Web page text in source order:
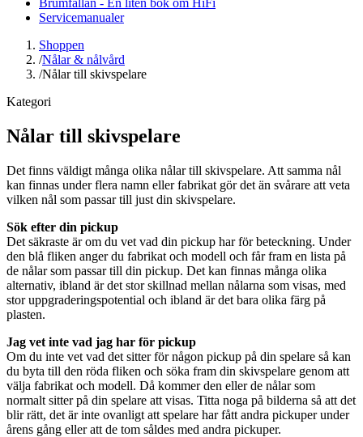
Servicemanualer
Shoppen
/Nålar & nålvård
/Nålar till skivspelare
Kategori
Nålar till skivspelare
Det finns väldigt många olika nålar till skivspelare. Att samma nål
kan finnas under flera namn eller fabrikat gör det än svårare att veta
vilken nål som passar till just din skivspelare.
Sök efter din pickup
Det säkraste är om du vet vad din pickup har för beteckning. Under
den blå fliken anger du fabrikat och modell och får fram en lista på
de nålar som passar till din pickup. Det kan finnas många olika
alternativ, ibland är det stor skillnad mellan nålarna som visas, med
stor uppgraderingspotential och ibland är det bara olika färg på
plasten.
Jag vet inte vad jag har för pickup
Om du inte vet vad det sitter för någon pickup på din spelare så kan
du byta till den röda fliken och söka fram din skivspelare genom att
välja fabrikat och modell. Då kommer den eller de nålar som
normalt sitter på din spelare att visas. Titta noga på bilderna så att det
blir rätt, det är inte ovanligt att spelare har fått andra pickuper under
årens gång eller att de tom såldes med andra pickuper.